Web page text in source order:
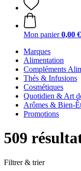
Mon panier 0,00 €
Marques
Alimentation
Compléments
Thés & Infusions
Cosmétiques
Quotidien & Art
Arômes & Bien-
Promotions
509
Filtrer & trier